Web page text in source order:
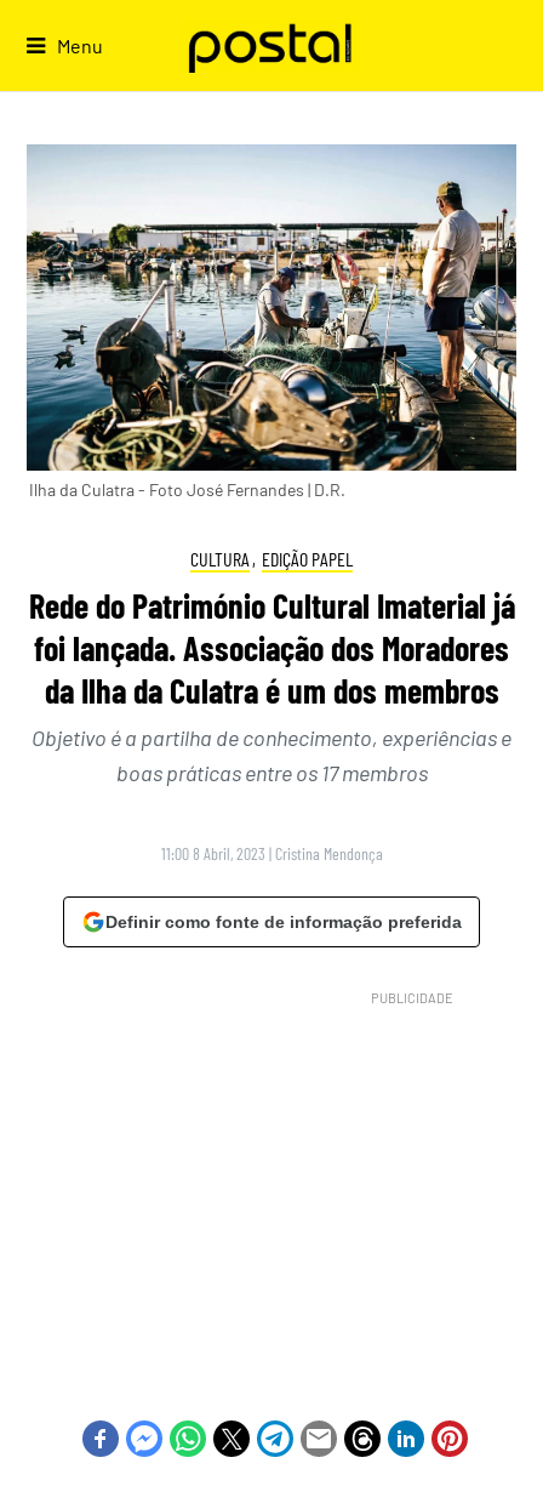
Menu
Ilha da Culatra - Foto José Fernandes | D.R.
CULTURA , EDIÇÃO PAPEL
Rede do Património Cultural Imaterial já
foi lançada. Associação dos Moradores
da Ilha da Culatra é um dos membros
Objetivo é a partilha de conhecimento, experiências e
boas práticas entre os 17 membros
11:00 8 Abril, 2023 | Cristina Mendonça
Definir como fonte de informação preferida